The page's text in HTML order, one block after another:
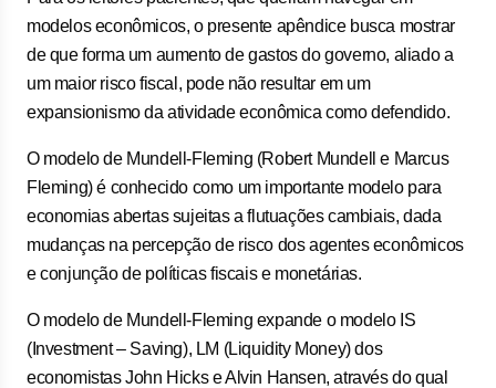
modelos econômicos, o presente apêndice busca mostrar
de que forma um aumento de gastos do governo, aliado a
um maior risco fiscal, pode não resultar em um
expansionismo da atividade econômica como defendido.
O modelo de Mundell-Fleming (Robert Mundell e Marcus
Fleming) é conhecido como um importante modelo para
economias abertas sujeitas a flutuações cambiais, dada
mudanças na percepção de risco dos agentes econômicos
e conjunção de políticas fiscais e monetárias.
O modelo de Mundell-Fleming expande o modelo IS
(Investment – Saving), LM (Liquidity Money) dos
economistas John Hicks e Alvin Hansen, através do qual